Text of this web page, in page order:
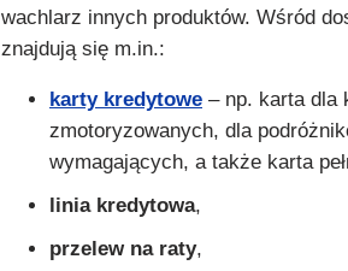
wachlarz innych produktów. Wśród
znajdują się m.in.:
karty kredytowe – np. karta dla
zmotoryzowanych, dla
wymagających, a także karta
linia kredytowa,
przelew na raty,